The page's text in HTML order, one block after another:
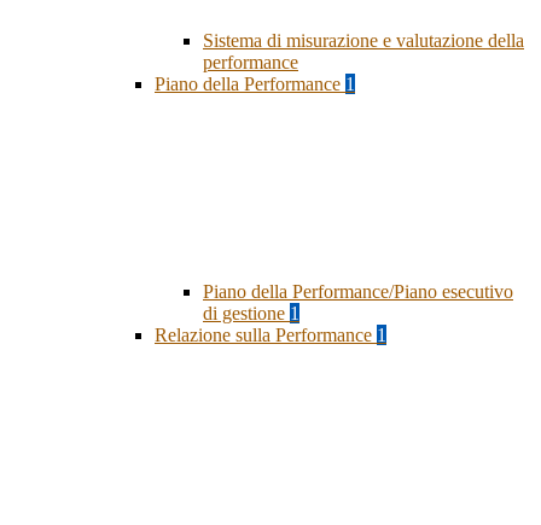
Sistema di misurazione e valutazione della
performance
Piano della Performance 1
Piano della Performance/Piano esecutivo
di gestione 1
Relazione sulla Performance 1